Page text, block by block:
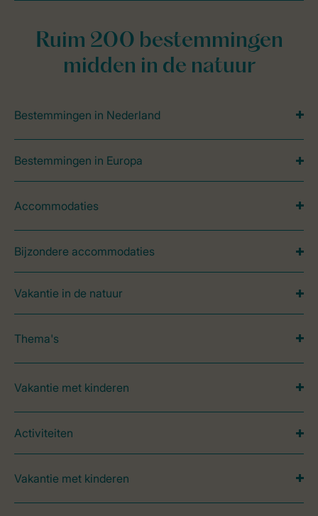
Ruim 200 bestemmingen
midden in de natuur
Bestemmingen in Nederland
Bestemmingen in Europa
Accommodaties
Bijzondere accommodaties
Vakantie in de natuur
Thema's
Vakantie met kinderen
Activiteiten
Vakantie met kinderen